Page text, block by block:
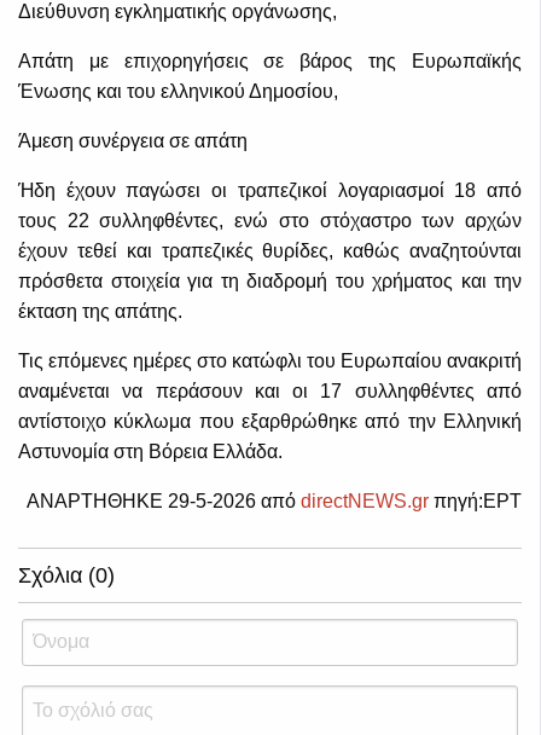
Διεύθυνση εγκληματικής οργάνωσης,
Απάτη με επιχορηγήσεις σε βάρος της Ευρωπαϊκής
Ένωσης και του ελληνικού Δημοσίου,
Άμεση συνέργεια σε απάτη
Ήδη έχουν παγώσει οι τραπεζικοί λογαριασμοί 18 από
τους 22 συλληφθέντες, ενώ στο στόχαστρο των αρχών
έχουν τεθεί και τραπεζικές θυρίδες, καθώς αναζητούνται
πρόσθετα στοιχεία για τη διαδρομή του χρήματος και την
έκταση της απάτης.
Τις επόμενες ημέρες στο κατώφλι του Ευρωπαίου ανακριτή
αναμένεται να περάσουν και οι 17 συλληφθέντες από
αντίστοιχο κύκλωμα που εξαρθρώθηκε από την Ελληνική
Αστυνομία στη Βόρεια Ελλάδα.
ΑΝΑΡΤΗΘΗΚΕ 29-5-2026 από directNEWS.gr πηγή:ΕΡΤ
Σχόλια (0)